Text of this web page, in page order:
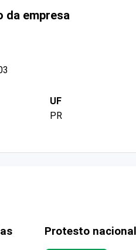
da empresa
UF
PR
Protesto nacional